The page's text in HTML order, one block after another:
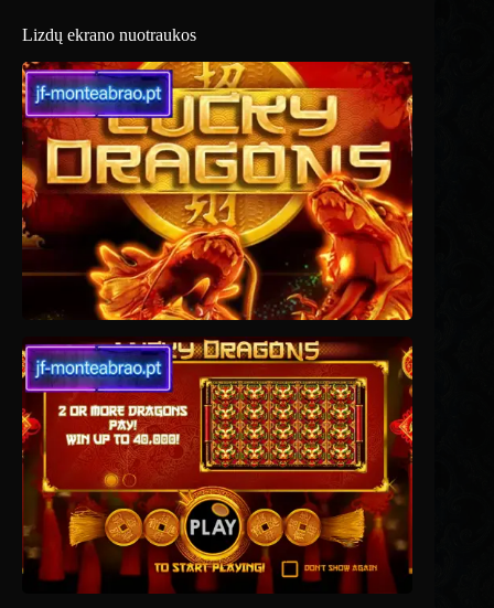
Lizdų ekrano nuotraukos